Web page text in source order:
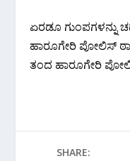
ಏರಡೂ ಗುಂಪಗಳನ್ನು
ಹಾರೂಗೇರಿ ಪೋಲಿಸ್
ತಂದ ಹಾರೂಗೇರಿ
SHARE: